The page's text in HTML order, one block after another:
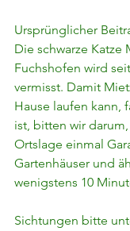
Ursprünglicher
Die schwarze Katze
Fuchshofen wird
vermisst. Damit
Hause laufen kann,
ist, bitten wir
Ortslage einmal
Gartenhäuser und
wenigstens 10
Sichtungen bitte